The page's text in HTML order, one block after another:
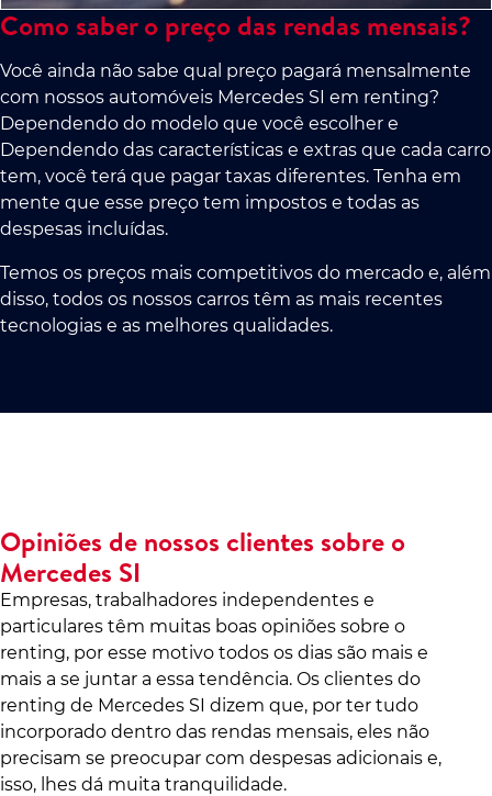
Como saber o preço das rendas mensais?
Você ainda não sabe qual preço pagará mensalmente
com nossos automóveis Mercedes SI em renting?
Dependendo do modelo que você escolher e
Dependendo das características e extras que cada carro
tem, você terá que pagar taxas diferentes. Tenha em
mente que esse preço tem impostos e todas as
despesas incluídas.
Temos os preços mais competitivos do mercado e, além
disso, todos os nossos carros têm as mais recentes
tecnologias e as melhores qualidades.
Opiniões de nossos clientes sobre o
Mercedes SI
Empresas, trabalhadores independentes e
particulares têm muitas boas opiniões sobre o
renting, por esse motivo todos os dias são mais e
mais a se juntar a essa tendência. Os clientes do
renting de Mercedes SI dizem que, por ter tudo
incorporado dentro das rendas mensais, eles não
precisam se preocupar com despesas adicionais e,
isso, lhes dá muita tranquilidade.